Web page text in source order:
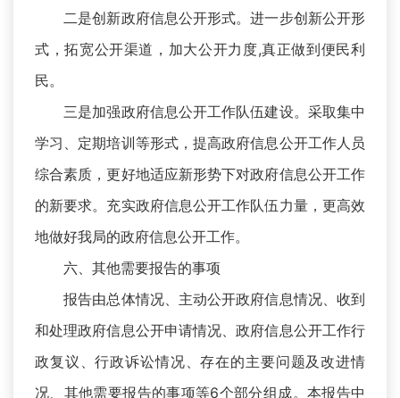
二是创新政府信息公开形式。进一步创新公开形
式，拓宽公开渠道，加大公开力度,真正做到便民利
民。
三是加强政府信息公开工作队伍建设。采取集中
学习、定期培训等形式，提高政府信息公开工作人员
综合素质，更好地适应新形势下对政府信息公开工作
的新要求。充实政府信息公开工作队伍力量，更高效
地做好我局的政府信息公开工作。
六、其他需要报告的事项
报告由总体情况、主动公开政府信息情况、收到
和处理政府信息公开申请情况、政府信息公开工作行
政复议、行政诉讼情况、存在的主要问题及改进情
况、其他需要报告的事项等6个部分组成。本报告中